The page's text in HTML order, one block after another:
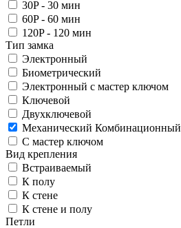
30P - 30 мин
60P - 60 мин
120P - 120 мин
Тип замка
Электронный
Биометрический
Электронный с мастер ключом
Ключевой
Двухключевой
Механический Комбинационный
С мастер ключом
Вид крепления
Встраиваемый
К полу
К стене
К стене и полу
Петли